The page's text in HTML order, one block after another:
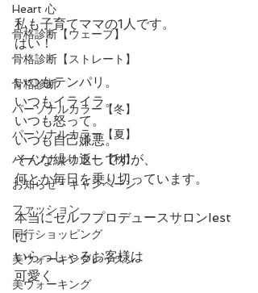
Heart 心
骨格診断【ウェーブ】
骨格診断【ストレート】
骨格診断
パーソナルカラー【冬】
パーソナルカラー【夏】
パーソナルカラー【秋】
お知らせ・キャンペーン
ファッション
同行ショッピング
美ウォーキングレッスン
美ウォーキング
私も子育てママの1人です。
はい！
いつもテンパリ。
いつもイライラ。
いつも怒って。
いつも自己嫌悪。
そんな繰り返しですが、
何とか毎日を乗り切っています。
本当にセルフプロデュースサロンIest
に
いらっしゃるお客様は
可愛く